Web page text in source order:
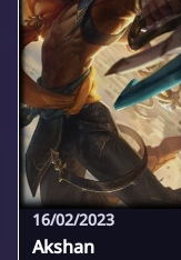
16/02/2023
Akshan